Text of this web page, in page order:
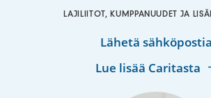
LAJILIITOT, KUMPPANUUDET JA
Lähetä sähköpostia
Lue lisää Caritasta